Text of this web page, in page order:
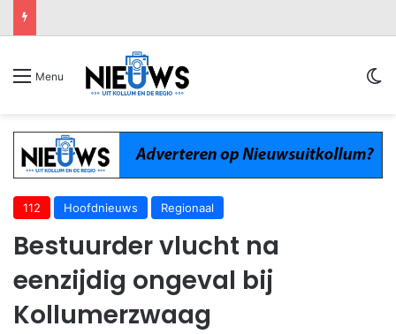
Menu
112 Hoofdnieuws Regionaal
Bestuurder vlucht na
eenzijdig ongeval bij
Kollumerzwaag